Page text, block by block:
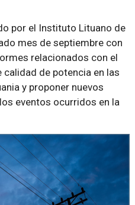
por el Instituto Lituano de
mes de septiembre con
relacionados con el
de potencia en las
y proponer nuevos
eventos ocurridos en la